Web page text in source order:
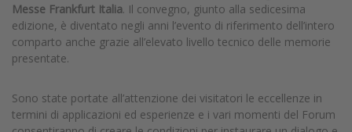
Messe Frankfurt Italia. Il convegno, giunto alla sedicesima
edizione, è diventato negli anni l’evento di riferimento dell’intero
comparto anche grazie all’elevato livello tecnico delle memorie
presentate.
Sono state portate all’attenzione dei visitatori le eccellenze in
termini di applicazioni ed esperienze e i vari momenti del Forum